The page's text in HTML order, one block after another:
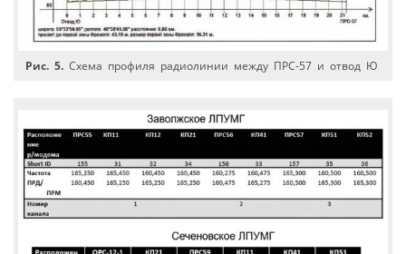
Рис. 5. Схема профиля радиолинии между ПРС-57 и отвод Ю